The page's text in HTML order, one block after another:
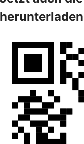
herunterladen